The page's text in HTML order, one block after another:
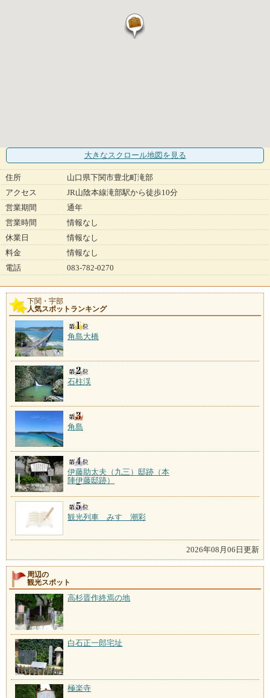
大きなスクロール地図 を見る
住所
山口県下関市豊北町滝部
アクセス
JR山陰本線滝部駅から徒歩10分
営業期間
通年
営業時間
情報なし
休業日
情報なし
料金
情報なし
電話
083-782-0270
下関・宇部
人気スポットランキング
角島大橋
石柱渓
角島
伊藤助太夫（九三）邸跡（本
陣伊藤邸跡）
観光列車 みすゞ潮彩
2026年08月06日更新
周辺の
観光スポット
高杉晋作終焉の地
白石正一郎宅址
極楽寺